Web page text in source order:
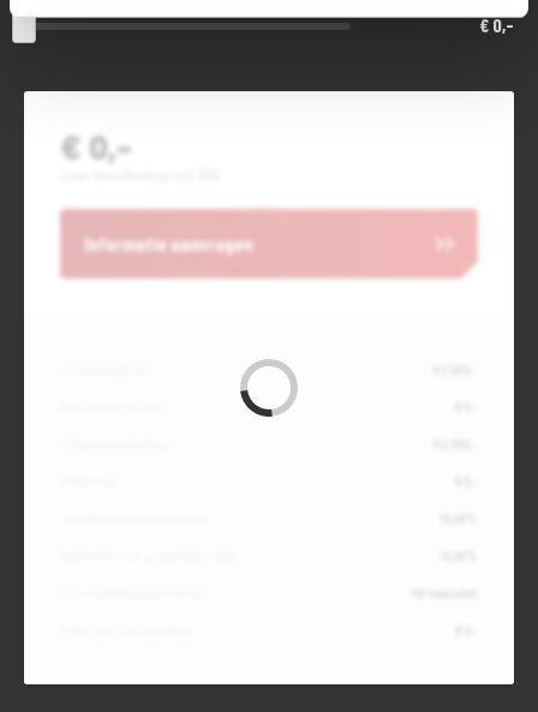
€ 0,-
€ 0,-
Informatie aanvragen